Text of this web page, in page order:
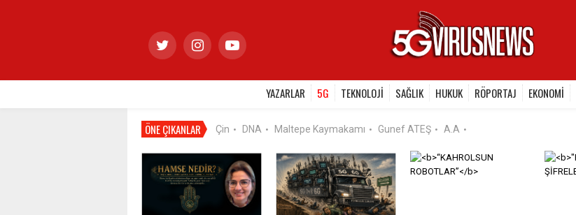
YAZARLAR 5G TEKNOLOJİ SAĞLIK HUKUK RÖPORTAJ EKONOMİ
ÖNE ÇIKANLAR Çin • DNA • Maltepe Kaymakamı • Gunef ATEŞ • A.A •